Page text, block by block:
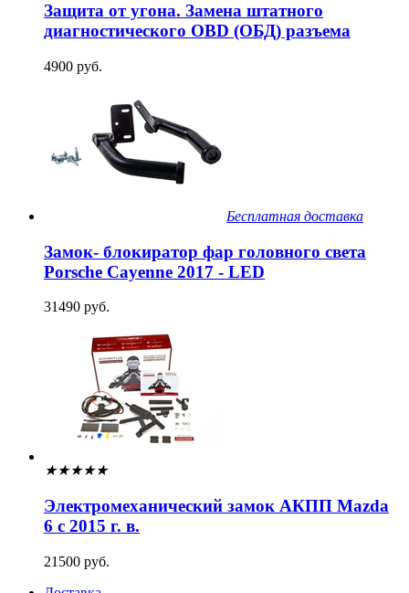
Защита от угона. Замена штатного
диагностического OBD (ОБД) разъема
4900 руб.
Бесплатная доставка
Замок- блокиратор фар головного света
Porsche Cayenne 2017 - LED
31490 руб.
★★★★★
Электромеханический замок АКПП Mazda
6 с 2015 г. в.
21500 руб.